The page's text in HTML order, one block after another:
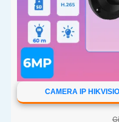
CAMERA IP